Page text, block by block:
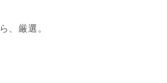
、厳選。